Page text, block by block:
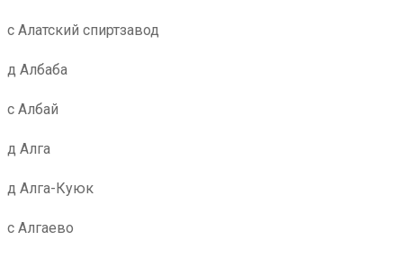
с Алатский спиртзавод
д Албаба
с Албай
д Алга
д Алга-Куюк
с Алгаево